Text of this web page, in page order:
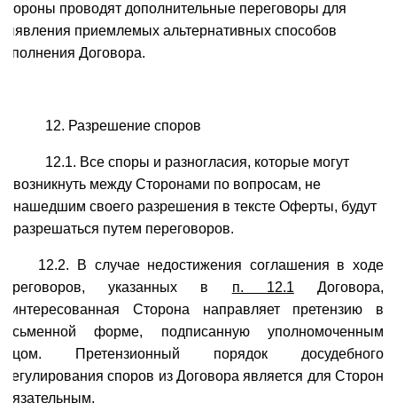
проводят дополнительные переговоры для
приемлемых альтернативных способов
Договора.
12. Разрешение споров
12.1. Все споры и разногласия, которые могут
возникнуть между Сторонами по вопросам, не
нашедшим своего разрешения в тексте Оферты, будут
разрешаться путем переговоров.
12.2. В случае недостижения соглашения в ходе
указанных в п. 12.1 Договора,
Сторона направляет претензию в
форме, подписанную уполномоченным
Претензионный порядок досудебного
споров из Договора является для Сторон